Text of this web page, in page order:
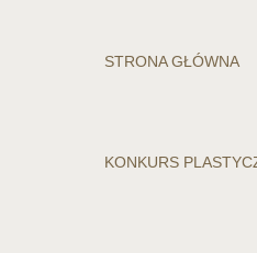
STRONA GŁÓWNA
KONKURS